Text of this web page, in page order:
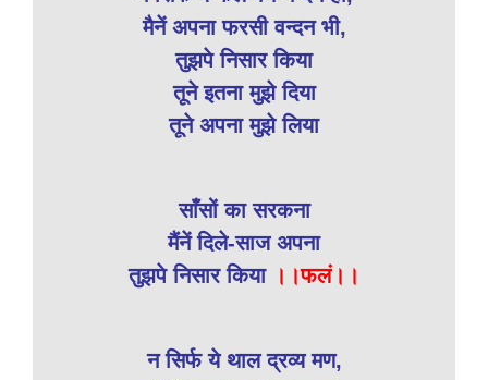
मैनें अपना फरसी वन्दन भी,
तुझपे निसार किया
तूने इतना मुझे दिया
तूने अपना मुझे लिया
साँसों का सरकना
मैंनें दिले-साज अपना
तुझपे निसार किया ।।फलं।।
न सिर्फ ये थाल द्रव्य मण,